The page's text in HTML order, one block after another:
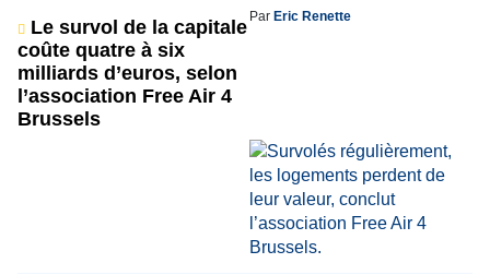
Le survol de la capitale
coûte quatre à six
milliards d’euros, selon
l’association Free Air 4
Brussels
Par Eric Renette